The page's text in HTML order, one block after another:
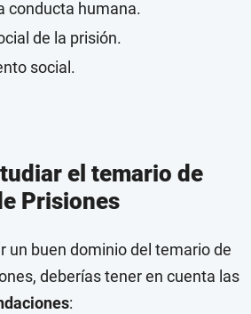
conducta humana.
de la prisión.
social.
el temario de
Prisiones
un buen dominio del temario de
deberías tener en cuenta las
: